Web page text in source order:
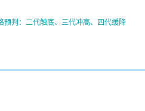
预判：二代触底、三代冲高、四代缓降